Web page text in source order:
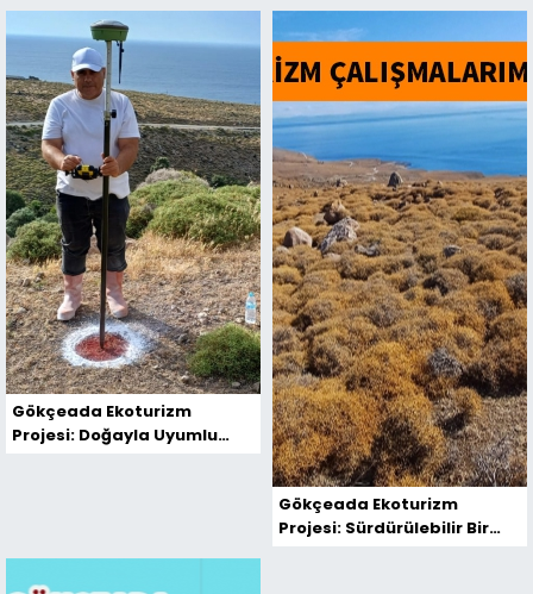
(Resmi Gazete)
Gökçeada Ekoturizm
Projesi: Doğayla Uyumlu
Gökçeada Ekoturizm
Projesi: Sürdürülebilir Bir